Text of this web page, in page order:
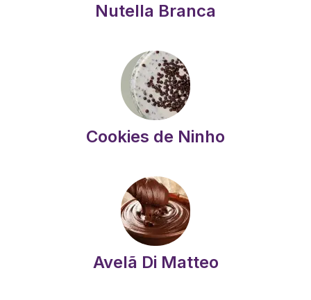
Nutella Branca
Cookies de Ninho
Avelã Di Matteo